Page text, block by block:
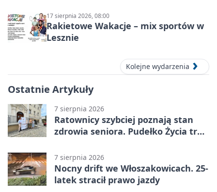
17 sierpnia 2026, 08:00
Rakietowe Wakacje – mix sportów w
Lesznie
Kolejne wydarzenia
Ostatnie Artykuły
7 sierpnia 2026
Ratownicy szybciej poznają stan
zdrowia seniora. Pudełko Życia trafi
7 sierpnia 2026
Nocny drift we Włoszakowicach. 25-
latek stracił prawo jazdy